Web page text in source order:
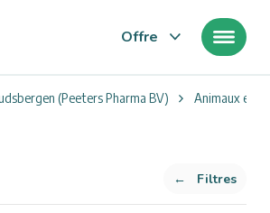
Offre
(Peeters Pharma BV) Animaux et
← Filtres